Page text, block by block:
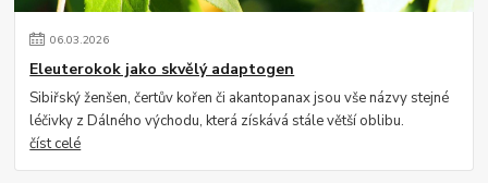
06.03.2026
Eleuterokok jako skvělý adaptogen
Sibiřský ženšen, čertův kořen či akantopanax jsou vše názvy stejné
léčivky z Dálného východu, která získává stále větší oblibu.
číst celé